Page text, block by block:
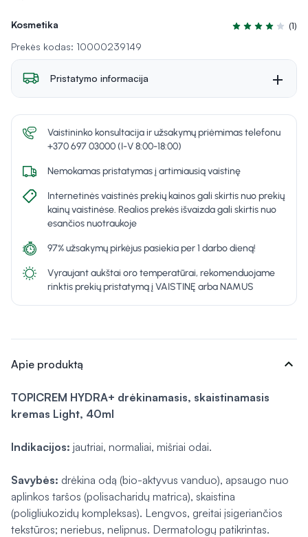
Kosmetika
Įvertinimas 4.0
(1)
Prekės kodas: 10000239149
Pristatymo informacija
Vaistininko konsultacija ir užsakymų priėmimas telefonu
+370 697 03000 (I-V 8:00-18:00)
Nemokamas pristatymas į artimiausią vaistinę
Internetinės vaistinės prekių kainos gali skirtis nuo prekių
kainų vaistinėse. Realios prekės išvaizda gali skirtis nuo
esančios nuotraukoje
97% užsakymų pirkėjus pasiekia per 1 darbo dieną!
Vyraujant aukštai oro temperatūrai, rekomenduojame
rinktis prekių pristatymą į VAISTINĘ arba NAMUS
Apie produktą expand_more
TOPICREM HYDRA+ drėkinamasis, skaistinamasis
kremas Light, 40ml
Indikacijos: jautriai, normaliai, mišriai odai.
Savybės: drėkina odą (bio-aktyvus vanduo), apsaugo nuo
aplinkos taršos (polisacharidų matrica), skaistina
(poligliukozidų kompleksas). Lengvos, greitai įsigeriančios
tekstūros; neriebus, nelipnus. Dermatologų patikrintas.